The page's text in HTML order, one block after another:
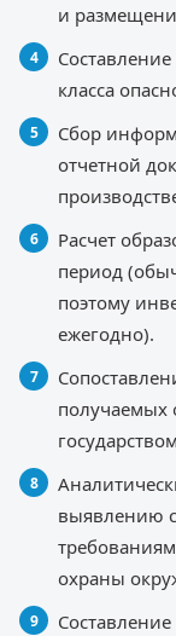
и
класса
Сбор
отчетной
Расчет
период
поэтому
ежегодно).
получаемых
выявлению
охраны